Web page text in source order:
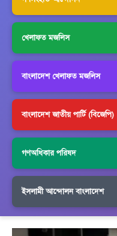
খেলাফত মজলিস
বাংলাদেশ খেলাফত মজলিস
বাংলাদেশ জাতীয় পার্টি (বিজেপি)
গণঅধিকার পরিষদ
ইসলামী আন্দোলন বাংলাদেশ